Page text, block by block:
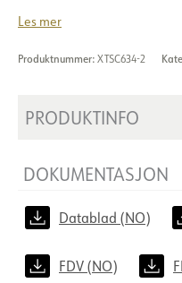
Les mer
Produktnummer: XTSC634-2
PRODUKTINFO
DOKUMENTASJON
Datablad (NO)
FDV (NO)